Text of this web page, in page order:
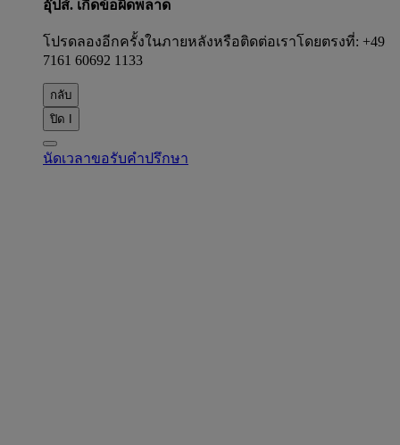
อุ๊ปส์. เกิดข้อผิดพลาด
โปรดลองอีกครั้งในภายหลังหรือติดต่อเราโดยตรงที่: +49
7161 60692 1133
กลับ
ปิด I
นัดเวลาขอรับคำปรึกษา